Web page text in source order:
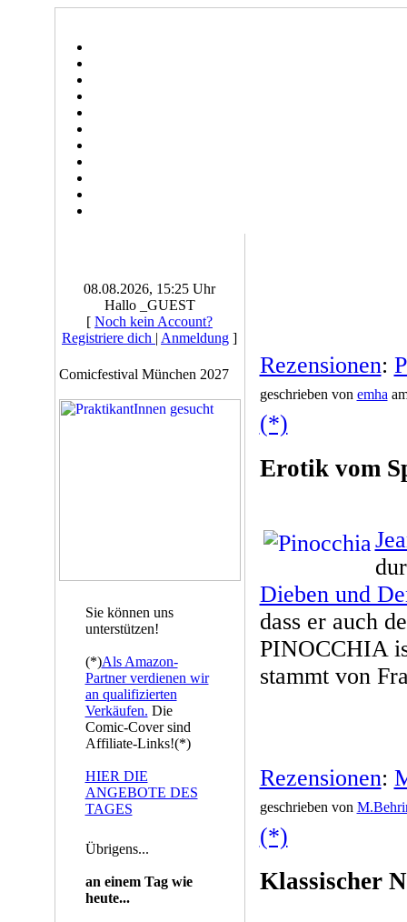
08.08.2026, 15:25 Uhr
Hallo _GUEST
[ Noch kein Account?
Registriere dich | Anmeldung ]
Comicfestival München 2027
Sie können uns
unterstützen!
(*)Als Amazon-
Partner verdienen wir
an qualifizierten
Verkäufen. Die
Comic-Cover sind
Affiliate-Links!(*)
HIER DIE
ANGEBOTE DES
TAGES
Übrigens...
an einem Tag wie
heute...
Rezensionen:
geschrieben von emha
(*)
Erotik vom
Dieben und
dass er auch
PINOCCHIA
stammt von
Rezensionen:
geschrieben von
(*)
Klassischer